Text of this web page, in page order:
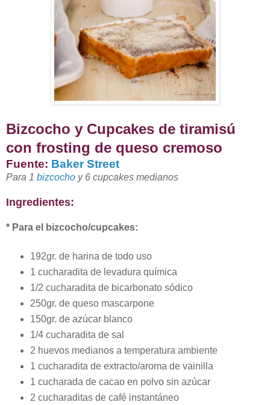
Bizcocho y Cupcakes de tiramisú
con frosting de queso cremoso
Fuente: Baker Street
Para 1 bizcocho y 6 cupcakes medianos
Ingredientes:
* Para el bizcocho/cupcakes:
192gr. de harina de todo uso
1 cucharadita de levadura química
1/2 cucharadita de bicarbonato sódico
250gr. de queso mascarpone
150gr. de azúcar blanco
1/4 cucharadita de sal
2 huevos medianos a temperatura ambiente
1 cucharadita de extracto/aroma de vainilla
1 cucharada de cacao en polvo sin azúcar
2 cucharaditas de café instantáneo